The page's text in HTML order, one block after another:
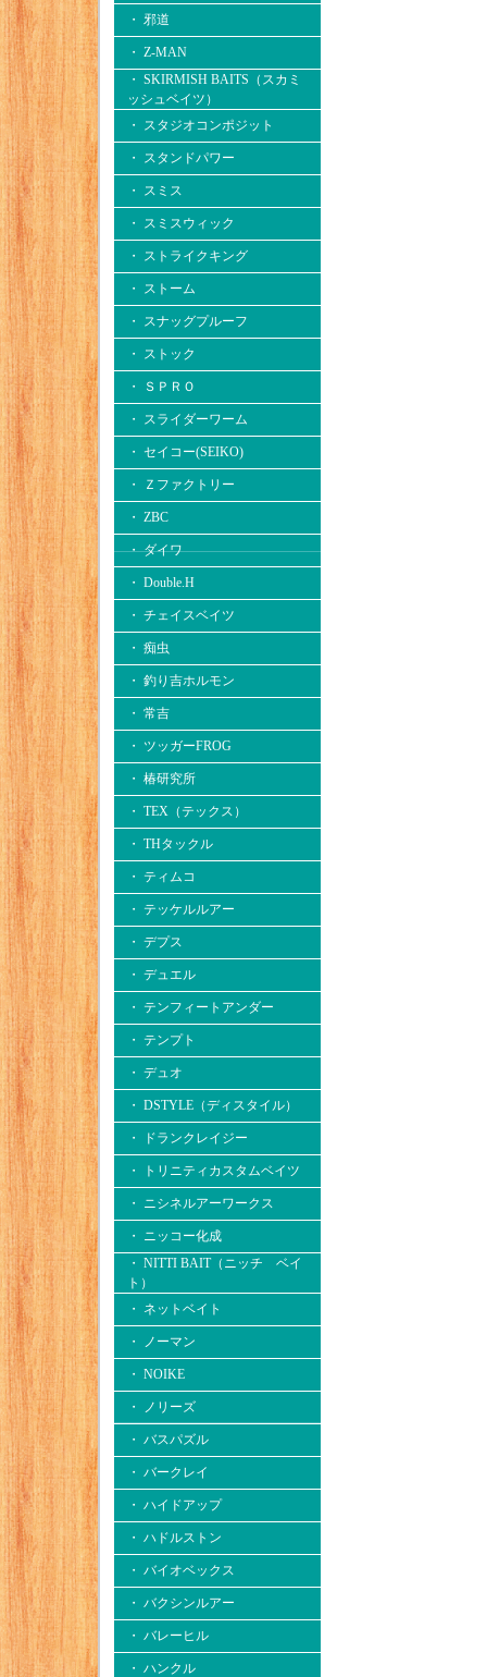
・ 邪道
・ Z-MAN
・ SKIRMISH BAITS（スカミ
ッシュベイツ）
・ スタジオコンポジット
・ スタンドパワー
・ スミス
・ スミスウィック
・ ストライクキング
・ ストーム
・ スナッグプルーフ
・ ストック
・ ＳＰＲＯ
・ スライダーワーム
・ セイコー(SEIKO)
・ Ｚファクトリー
・ ZBC
・ ダイワ
・ Double.H
・ チェイスベイツ
・ 痴虫
・ 釣り吉ホルモン
・ 常吉
・ ツッガーFROG
・ 椿研究所
・ TEX（テックス）
・ THタックル
・ ティムコ
・ テッケルルアー
・ デプス
・ デュエル
・ テンフィートアンダー
・ テンプト
・ デュオ
・ DSTYLE（ディスタイル）
・ ドランクレイジー
・ トリニティカスタムベイツ
・ ニシネルアーワークス
・ ニッコー化成
・ NITTI BAIT（ニッチ ベイ
ト）
・ ネットベイト
・ ノーマン
・ NOIKE
・ ノリーズ
・ バスパズル
・ バークレイ
・ ハイドアップ
・ ハドルストン
・ バイオベックス
・ バクシンルアー
・ バレーヒル
・ ハンクル